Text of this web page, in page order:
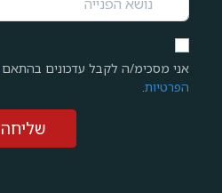
אני מסכימ/ה לקבל עדכונים בהתאם
הפרטיות
שליחה